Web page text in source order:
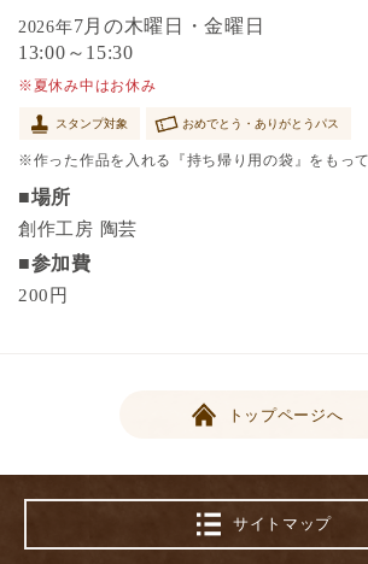
2026年7月の木曜日・金曜日
13:00～15:30
※夏休み中はお休み
スタンプ対象 おめでとう・ありがとうパス
※作った作品を入れる『持ち帰り用の袋』をもって
■場所
創作工房 陶芸
■参加費
200円
トップページへ
サイトマップ